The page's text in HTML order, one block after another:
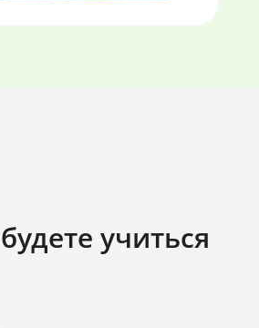
учиться